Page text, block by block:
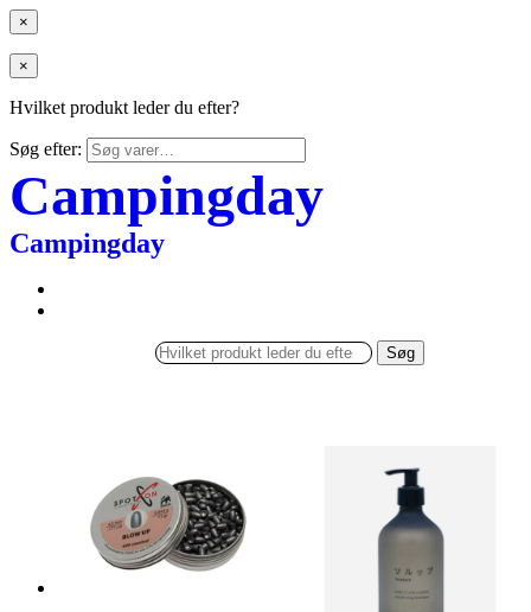
×
×
Hvilket produkt leder du efter?
Søg efter:
Campingday
Campingday
Søg